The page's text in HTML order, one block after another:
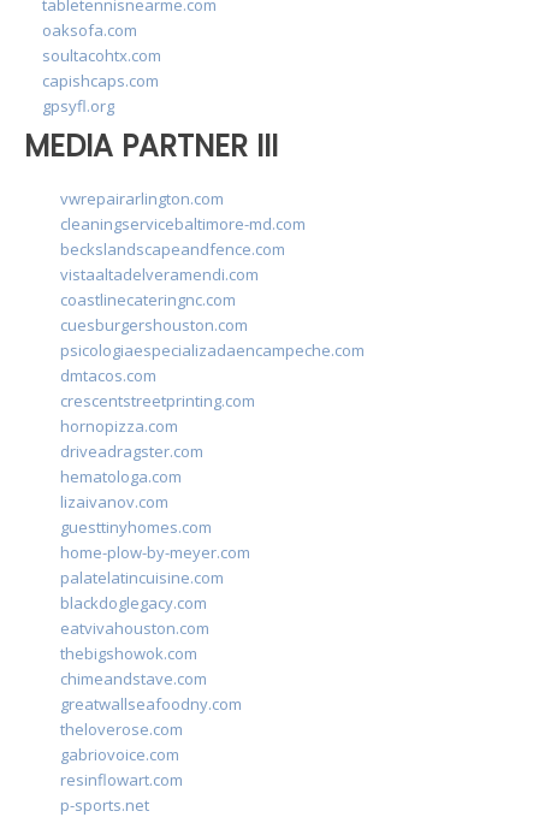
oaksofa.com
soultacohtx.com
capishcaps.com
gpsyfl.org
MEDIA PARTNER III
vwrepairarlington.com
cleaningservicebaltimore-md.com
beckslandscapeandfence.com
vistaaltadelveramendi.com
coastlinecateringnc.com
cuesburgershouston.com
psicologiaespecializadaencampeche.com
dmtacos.com
crescentstreetprinting.com
hornopizza.com
driveadragster.com
hematologa.com
lizaivanov.com
guesttinyhomes.com
home-plow-by-meyer.com
palatelatincuisine.com
blackdoglegacy.com
eatvivahouston.com
thebigshowok.com
chimeandstave.com
greatwallseafoodny.com
theloverose.com
gabriovoice.com
resinflowart.com
p-sports.net